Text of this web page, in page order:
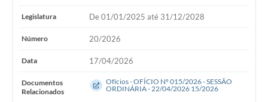
Legislatura De 01/01/2025 até 31/12/2028
Número 20/2026
Data 17/04/2026
Documentos
Relacionados
Ofícios - OFÍCIO Nº 015/2026 - SESSÃO
ORDINÁRIA - 22/04/2026 15/2026